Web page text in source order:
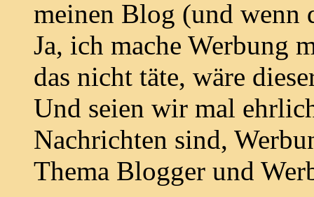
meinen Blog (und wenn
Ja, ich mache Werbung
das nicht täte, wäre
Und seien wir mal
Nachrichten sind,
Thema Blogger und